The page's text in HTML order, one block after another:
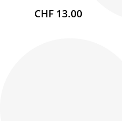
CHF 13.00